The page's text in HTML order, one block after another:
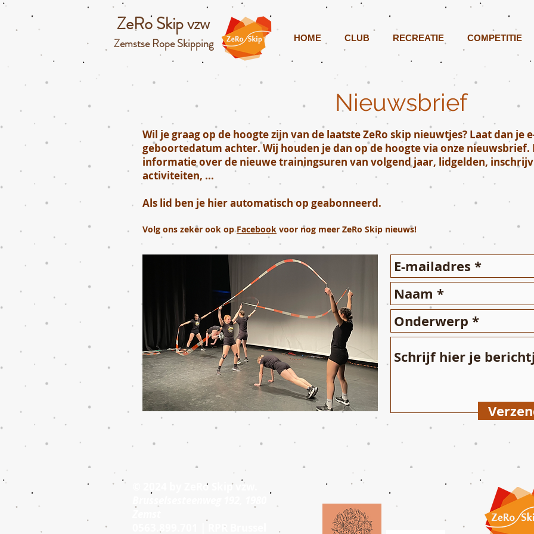
ZeRo Skip vzw
Zemstse Rope Skipping HOME CLUB RECREATIE COMPETITIE
Nieuwsbrief
Wil je graag op de hoogte zijn van de laatste ZeRo skip nieuwtjes? Laat dan je
geboortedatum achter. Wij houden je dan op de hoogte via onze
informatie over de nieuwe trainingsuren van volgend jaar, lidgelden,
activiteiten, ...
Als lid ben je hier automatisch op geabonneerd.
Volg ons zeker ook opFacebook voor nog meer ZeRo Skip nieuws!
ZeRo Skip vzw
0563.899.701 | RPR Brussel